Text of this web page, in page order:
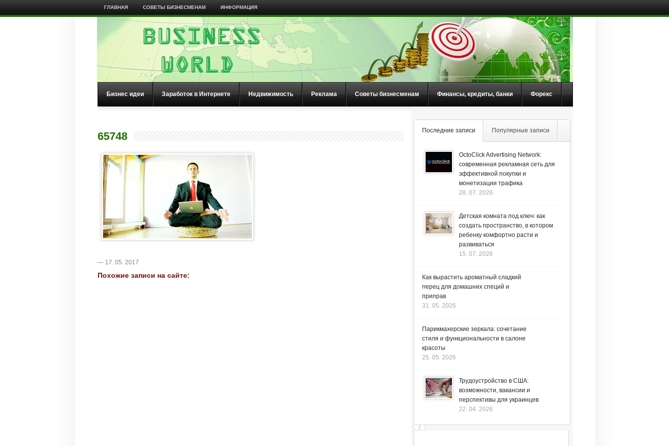
ГЛАВНАЯ СОВЕТЫ БИЗНЕСМЕНАМ ИНФОРМАЦИЯ
Бизнес идеи Заработок в Интернете Недвижимость Реклама Советы бизнесменам Финансы, кредиты, банки Форекс
65748
— 17. 05. 2017
Похожие записи на сайте:
Последние записи Популярные записи
OctoClick Advertising Network:
современная рекламная сеть для
эффективной покупки и
монетизации трафика
28. 07. 2026
Детская комната под ключ: как
создать пространство, в котором
ребенку комфортно расти и
развиваться
15. 07. 2026
Как вырастить ароматный сладкий
перец для домашних специй и
приправ
31. 05. 2026
Парикмахерские зеркала: сочетание
стиля и функциональности в салоне
красоты
25. 05. 2026
Трудоустройство в США:
возможности, вакансии и
перспективы для украинцев
22. 04. 2026